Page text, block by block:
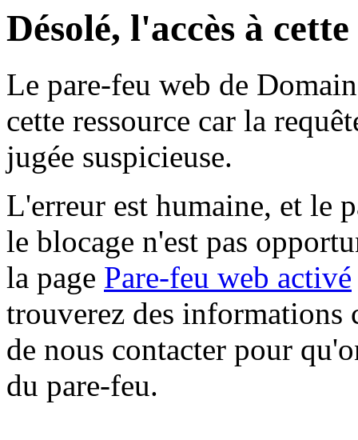
Désolé, l'accès à
Le pare-feu web de
cette ressource car la
jugée suspicieuse.
L'erreur est humaine, et le
le blocage n'est pas
la page Pare-feu web activé
trouverez des informations
de nous contacter pour
du pare-feu.